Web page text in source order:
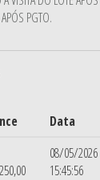
PGTO.
Data
08/05/2026
15:45:56